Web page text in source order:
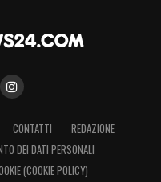
CONTATTI
REDAZIONE
DEI DATI PERSONALI
(COOKIE POLICY)